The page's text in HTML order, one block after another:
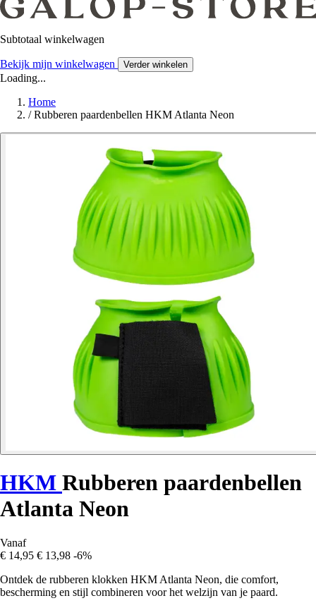
Subtotaal winkelwagen
Bekijk mijn winkelwagen Verder winkelen
Loading...
Home
/ Rubberen paardenbellen HKM Atlanta Neon
HKM Rubberen paardenbellen
Atlanta Neon
Vanaf
€ 14,95 € 13,98 -6%
Ontdek de rubberen klokken HKM Atlanta Neon, die comfort,
bescherming en stijl combineren voor het welzijn van je paard.